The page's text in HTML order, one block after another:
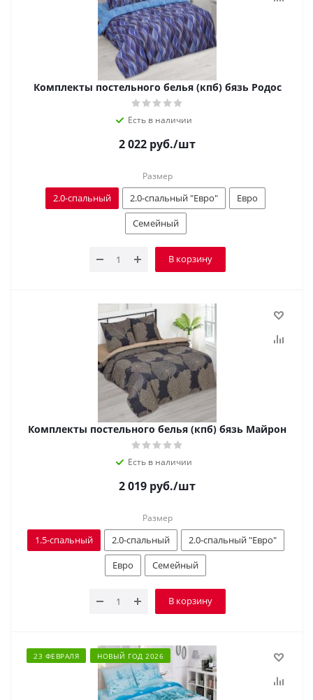
Комплекты постельного белья (кпб) бязь Родос
Есть в наличии
2 022 руб./шт
Размер
2.0-спальный 2.0-спальный "Евро"
Евро
Семейный
В корзину
Комплекты постельного белья (кпб) бязь Майрон
Есть в наличии
2 019 руб./шт
Размер
1.5-спальный 2.0-спальный
2.0-спальный "Евро"
Евро
Семейный
В корзину
23 ФЕВРАЛЯ НОВЫЙ ГОД 2026